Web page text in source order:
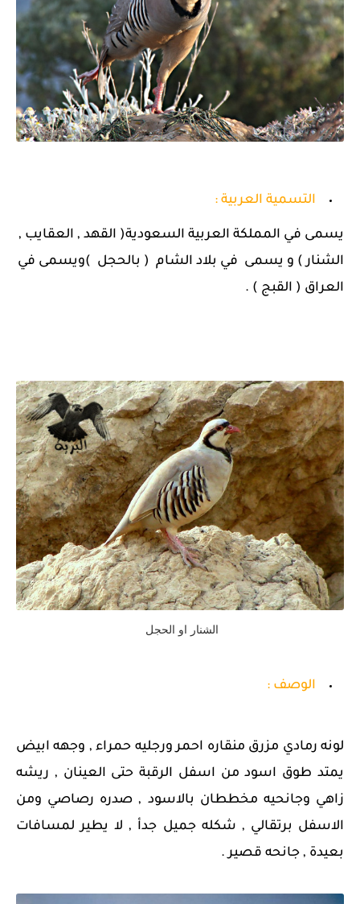
التسمية العربية :
يسمى في المملكة العربية السعودية( القهد , العقايب ,
الشنار ) و يسمى في بلاد الشام ( بالحجل )ويسمى في
العراق ( القبج ) .
الشنار او الحجل
الوصف :
لونه رمادي مزرق منقاره احمر ورجليه حمراء , وجهه ابيض
يمتد طوق اسود من اسفل الرقبة حتى العينان , ريشه
زاهي وجانحيه مخططان بالاسود , صدره رصاصي ومن
الاسفل برتقالي , شكله جميل جدأ , لا يطير لمسافات
بعيدة , جانحه قصير.